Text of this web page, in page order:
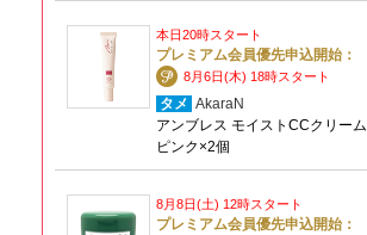
本日20時スタート
プレミアム会員優先申込開始：
8月6日(木) 18時スタート
タメ AkaraN
アンブレス モイストCCクリーム
ピンク×2個
8月8日(土) 12時スタート
プレミアム会員優先申込開始：